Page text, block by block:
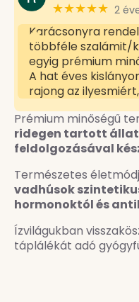
★★★★★ 2
Karácsonyra
többféle szalámit/
egyig prémium
A hat éves
rajong az
Prémium minőségű
ridegen tartott
feldolgozásával
Természetes
vadhúsok
hormonoktól és
Ízvilágukban
táplálékát adó